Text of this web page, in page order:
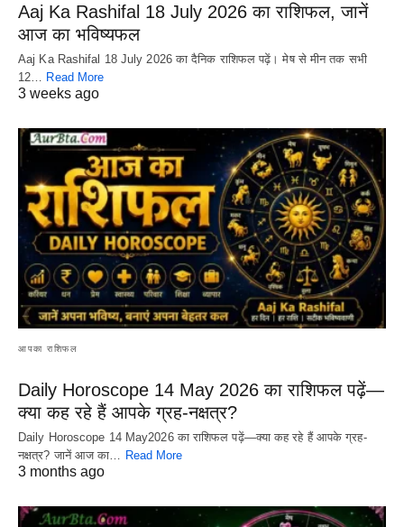
Aaj Ka Rashifal 18 July 2026 का राशिफल, जानें
आज का भविष्यफल
Aaj Ka Rashifal 18 July 2026 का दैनिक राशिफल पढ़ें। मेष से मीन तक सभी
12… Read More
3 weeks ago
आपका राशिफल
Daily Horoscope 14 May 2026 का राशिफल पढ़ें—
क्या कह रहे हैं आपके ग्रह-नक्षत्र?
Daily Horoscope 14 May2026 का राशिफल पढ़ें—क्या कह रहे हैं आपके ग्रह-
नक्षत्र? जानें आज का…
Read More
3 months ago